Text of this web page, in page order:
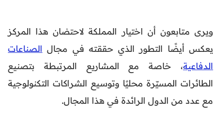
ويرى متابعون أن اختيار المملكة لاحتضان هذا المركز
يعكس أيضًا التطور الذي حققته في مجال الصناعات
الدفاعية، خاصة مع المشاريع المرتبطة بتصنيع
الطائرات المسيّرة محليًا وتوسيع الشراكات التكنولوجية
مع عدد من الدول الرائدة في هذا المجال.